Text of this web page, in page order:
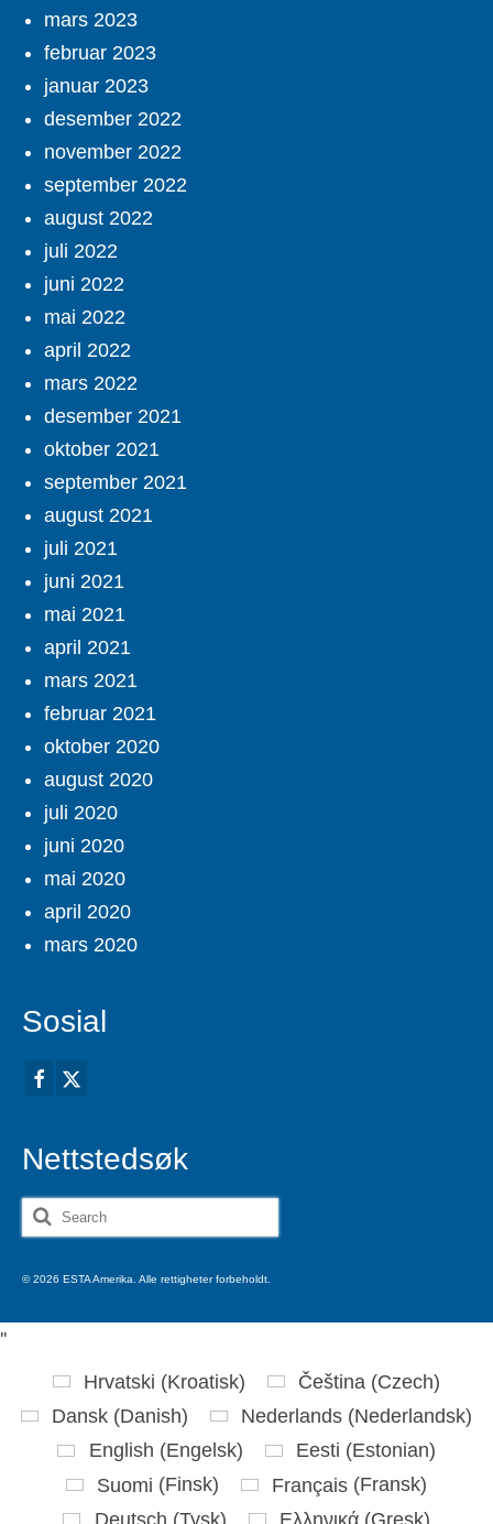
mars 2023
februar 2023
januar 2023
desember 2022
november 2022
september 2022
august 2022
juli 2022
juni 2022
mai 2022
april 2022
mars 2022
desember 2021
oktober 2021
september 2021
august 2021
juli 2021
juni 2021
mai 2021
april 2021
mars 2021
februar 2021
oktober 2020
august 2020
juli 2020
juni 2020
mai 2020
april 2020
mars 2020
Sosial
Nettstedsøk
Search
for:
© 2026 ESTA Amerika. Alle rettigheter forbeholdt.
''
Hrvatski (Kroatisk) Čeština (Czech)
Dansk (Danish) Nederlands (Nederlandsk)
English (Engelsk) Eesti (Estonian)
Suomi (Finsk) Français (Fransk)
Deutsch (Tysk) Ελληνικά(Gresk)